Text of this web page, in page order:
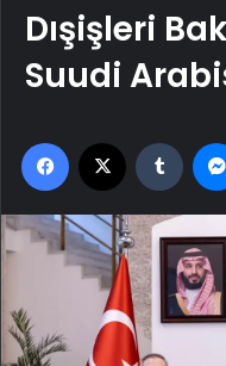
Dışişleri
Suudi
Facebook